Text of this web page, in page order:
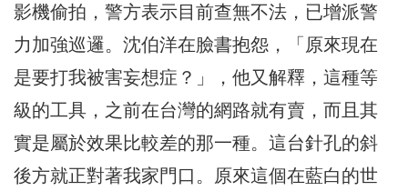
影機偷拍，警方表示目前查無不法，已增派警
力加強巡邏。沈伯洋在臉書抱怨，「原來現在
是要打我被害妄想症？」，他又解釋，這種等
級的工具，之前在台灣的網路就有賣，而且其
實是屬於效果比較差的那一種。這台針孔的斜
後方就正對著我家門口。原來這個在藍白的世